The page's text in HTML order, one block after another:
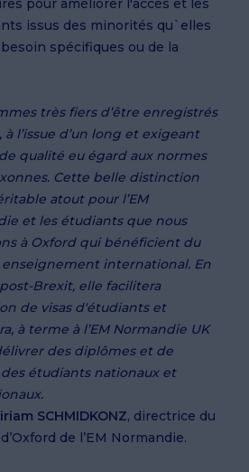
pour améliorer l'accès et les
issus des minorités qu`elles
spécifiques ou de la
très fiers d’être enregistrés
à l’issue d’un long et exigeant
qualité eu égard aux normes
Cette belle distinction
atout pour l’EM
et les étudiants que nous
à Oxford qui bénéficient du
international. En
Brexit, elle facilitera
de visas d'étudiants et
à terme à l’EM Normandie UK
des diplômes et de
étudiants nationaux et
SCHMIDKONZ, directrice du
de l’EM Normandie.